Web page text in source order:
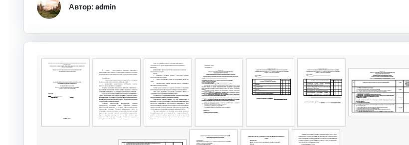
Автор: admin